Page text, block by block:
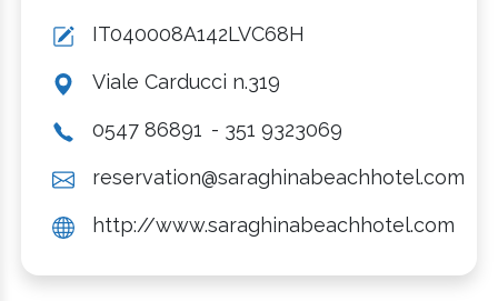
IT040008A142LVC68H
Viale Carducci n.319
0547 86891 - 351 9323069
reservation@saraghinabeachhotel.com
http://www.saraghinabeachhotel.com